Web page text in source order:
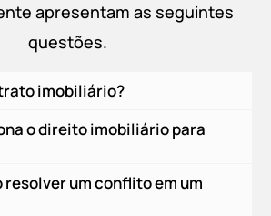
apresentam as seguintes
questões.
imobiliário?
o direito imobiliário para
resolver um conflito em um